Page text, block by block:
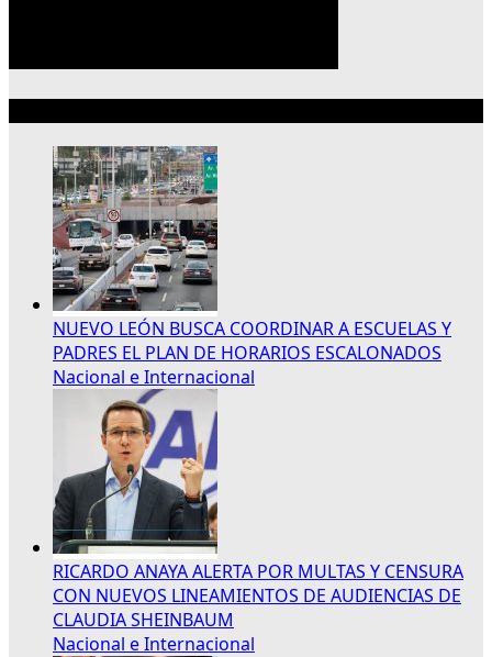
NUEVO LEÓN BUSCA COORDINAR A ESCUELAS Y
PADRES EL PLAN DE HORARIOS ESCALONADOS
Nacional e Internacional
RICARDO ANAYA ALERTA POR MULTAS Y CENSURA
CON NUEVOS LINEAMIENTOS DE AUDIENCIAS DE
CLAUDIA SHEINBAUM
Nacional e Internacional